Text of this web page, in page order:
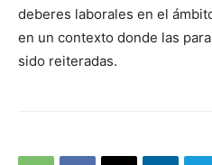
deberes laborales en el
en un contexto donde las
sido reiteradas.